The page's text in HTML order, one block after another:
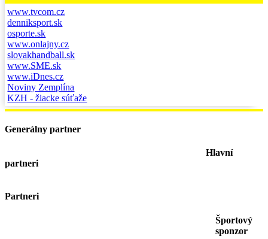
www.tvcom.cz
denniksport.sk
osporte.sk
www.onlajny.cz
slovakhandball.sk
www.SME.sk
www.iDnes.cz
Noviny Zemplína
KZH - žiacke súťaže
Generálny partner
Hlavní
partneri
Partneri
Športový
sponzor